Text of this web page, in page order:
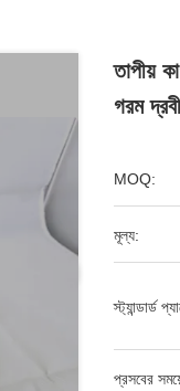
তাপীয়
গরম
MOQ:
মূল্য:
স্ট্যান্ডার্ড
প্রসবের